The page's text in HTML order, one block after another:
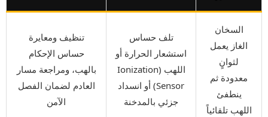
السخان
الغاز يعمل
لثوانٍ
معدودة ثم
ينطفئ
اللهب تلقائياً
تلف حساس
استشعار الحرارة أو
اللهب (Ionization
Sensor) أو انسداد
جزئي بالمدخنة
تنظيف ومعايرة
حساس الإحكام
بالهب، ومراجعة مسار
العادم لضمان الفصل
الآمن